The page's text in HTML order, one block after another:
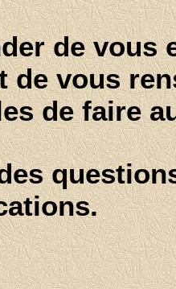
de vous
de vous
de faire